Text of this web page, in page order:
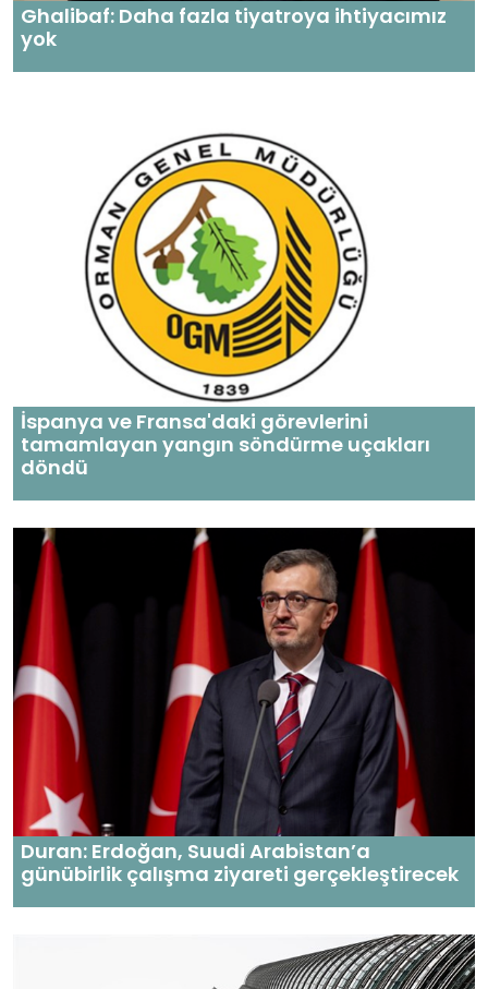
Ghalibaf: Daha fazla tiyatroya ihtiyacımız
yok
İspanya ve Fransa'daki görevlerini
tamamlayan yangın söndürme uçakları
döndü
Duran: Erdoğan, Suudi Arabistan’a
günübirlik çalışma ziyareti gerçekleştirecek